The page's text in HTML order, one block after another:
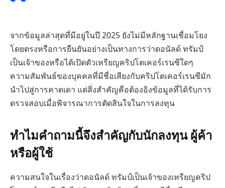
จากข้อมูลล่าสุดที่มีอยู่ในปี 2025 ยังไม่มีหลักฐานเชื่อมโยง
โดยตรงหรือการยืนยันอย่างเป็นทางการว่าดอนัลด์ ทรัมป์
เป็นเจ้าของหรือได้เปิดตัวเหรียญคริปโตเคอร์เรนซีใดๆ
ความสัมพันธ์ของบุคคลที่มีชื่อเสียงกับคริปโตเคอร์เรนซีมัก
นำไปสู่การคาดเดา แต่สิ่งสำคัญคือต้องอิงข้อมูลที่ได้รับการ
ตรวจสอบเมื่อพิจารณาการตัดสินใจในการลงทุน
ทำไมคำถามนี้จึงสำคัญกับนักลงทุน ผู้ค้า
หรือผู้ใช้
ความสนใจในเรื่องว่าดอนัลด์ ทรัมป์เป็นเจ้าของเหรียญคริป